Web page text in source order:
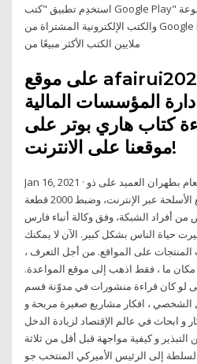
استخدِم تطبيق "كتب Google Play" للاستمتاع بالكتب المسموعة
والكتب الإلكترونية المشتراة من Google Play. يمكنك الاختيار من بين
على موقع afairui2020.com ، يمكنك
المؤسسات المالية
كتاب هاري بوتر على
موقعنا على الانترنت!
Jan 16, 2021 · قال رئيس شرطة الأمن العام بطهران العميد على ذو
القدري إنه تم تفكيك شبكة لبيع الأسلحة عبر الإنترنت، وضبط 2000 قطعة
4 أشخاص من أفراد الشبكة، وفق وكالة أنباء فارس
حياة الناس بشكل كبير. الآن لا يمكنك
على المواقع. من أجل التعرف ،
ما ، فقط اذهب إلى موقع المواعدة.
لو كان قراءة منشورات في مدوّنة قسم
الشخصي ، افكار مشاريع صغيرة مربحة و
و ابحاث في عالم الإقتصاد لزيادة الدخل
و كيفية مواجهة قبل أقل من ثلاثة
إلى الرئيس الأميركي المنتخب جو